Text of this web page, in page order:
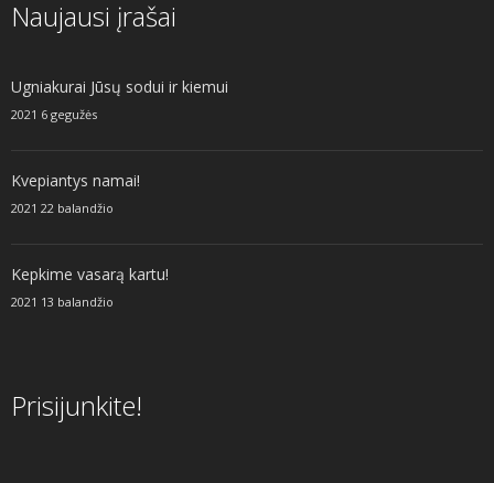
Naujausi įrašai
Ugniakurai Jūsų sodui ir kiemui
2021 6 gegužės
Kvepiantys namai!
2021 22 balandžio
Kepkime vasarą kartu!
2021 13 balandžio
Prisijunkite!